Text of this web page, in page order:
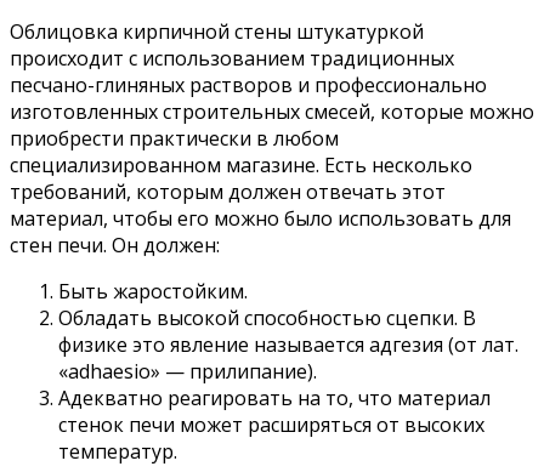
Облицовка кирпичной стены штукатуркой
происходит с использованием традиционных
песчано-глиняных растворов и профессионально
изготовленных строительных смесей, которые можно
приобрести практически в любом
специализированном магазине. Есть несколько
требований, которым должен отвечать этот
материал, чтобы его можно было использовать для
стен печи. Он должен:
Быть жаростойким.
Обладать высокой способностью сцепки. В
физике это явление называется адгезия (от лат.
«adhaesio» — прилипание).
Адекватно реагировать на то, что материал
стенок печи может расширяться от высоких
температур.